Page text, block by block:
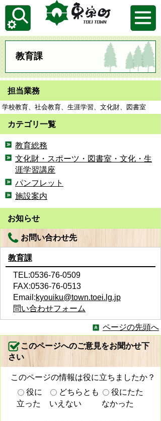
教育課
担当業務
学校教育、社会教育、生涯学習、文化財、図書室
カテゴリ一覧
教育総務
文化財・スポーツ・図書室・文化・生
涯学習講座
パンフレット
施設案内
お知らせ
お問い合わせ先
教育課
TEL:0536-76-0509
FAX:0536-76-0513
Email:kyouiku@town.toei.lg.jp
問い合わせフォーム
ページの先頭へ
このページへのご意見をお聞かせ下
さい
このページの情報は役に立ちましたか？
役に
立った
どちらとも
いえない
役にたた
なかった